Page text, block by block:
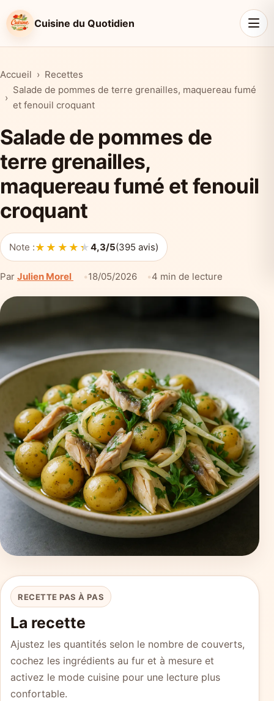
Cuisine du Quotidien
Accueil
Recettes
Salade de pommes de terre grenailles, maquereau fumé
et fenouil croquant
Salade de pommes de
terre grenailles,
maquereau fumé et fenouil
croquant
Note :★★★★★
★★★★★4,3/5(395 avis)
Par Julien Morel 18/05/2026 4 min de lecture
RECETTE PAS À PAS
La recette
Ajustez les quantités selon le nombre de couverts,
cochez les ingrédients au fur et à mesure et
activez le mode cuisine pour une lecture plus
confortable.